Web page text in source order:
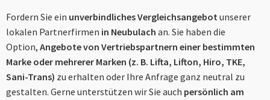
Fordern Sie ein unverbindliches Vergleichsangebotunserer
lokalen Partnerfirmen in Neubulach an. Sie haben die
Option, Angebote von Vertriebspartnern einer bestimmten
Marke oder mehrerer Marken (z. B. Lifta, Lifton, Hiro, TKE,
Sani-Trans) zu erhalten oder Ihre Anfrage ganz neutral zu
gestalten. Gerne unterstützen wir Sie auch persönlich am